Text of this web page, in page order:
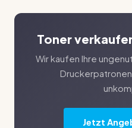
Toner
Wir kaufen Ihre
Jetzt